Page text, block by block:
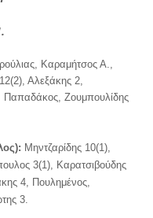
Καραμήτσος Α.,
Αλεξάκης 2,
Παπαδάκος, Ζουμπουλίδης
Μηντζαρίδης 10(1),
3(1), Καρατσιβούδης
4, Πουλημένος,
3.